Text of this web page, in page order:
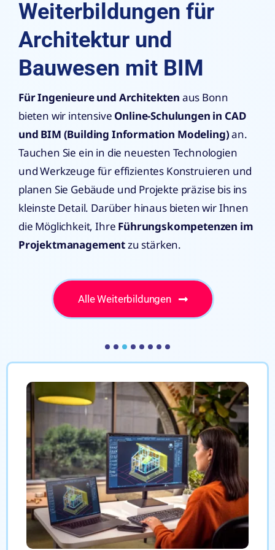
Weiterbildungen für
Architektur und
Bauwesen mit BIM
Für Ingenieure und Architekten aus Bonn
bieten wir intensive Online-Schulungen in CAD
und BIM (Building Information Modeling)an.
Tauchen Sie ein in die neuesten Technologien
und Werkzeuge für effizientes Konstruieren und
planen Sie Gebäude und Projekte präzise bis ins
kleinste Detail. Darüber hinaus bieten wir Ihnen
die Möglichkeit, Ihre Führungskompetenzen im
Projektmanagementzu stärken.
Alle Weiterbildungen
Archicad